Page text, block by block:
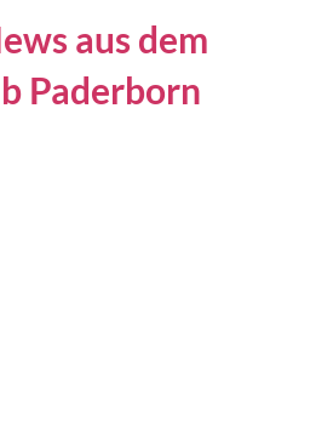
aus dem
Paderborn